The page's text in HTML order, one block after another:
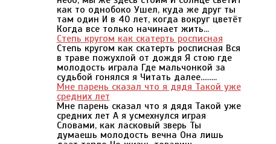
как то однобоко Ушел, куда же друг ты
там один И в 40 лет, когда вокруг цветёт
Когда все только начинает жить...
Степь кругом как скатерть росписная
Степь кругом как скатерть росписная Вся
в траве пожухлой от дождя Я стою где
молодость играла Где мальчонкой за
судьбой гонялся я Читать далее.........
Мне парень сказал что я дядя Такой уже
средних лет
Мне парень сказал что я дядя Такой уже
средних лет А я усмехнулся играя
Словами, как ласковый зверь Ты
думаешь молодость вечна Она лишь